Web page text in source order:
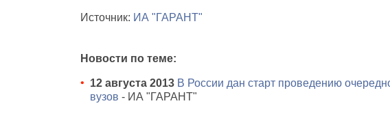
Источник: ИА "ГАРАНТ"
Новости по теме:
12 августа 2013 В России дан старт проведению
вузов - ИА "ГАРАНТ"